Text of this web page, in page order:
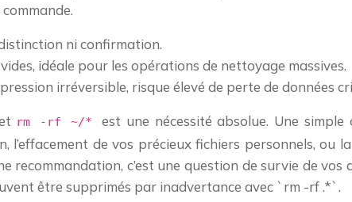
ni confirmation.
idéale pour les opérations de nettoyage massives.
irréversible, risque élevé de perte de données
rm -rf ~/* est une nécessité absolue. Une
de vos précieux fichiers personnels, ou
c’est une question de survie de vos
être supprimés par inadvertance avec `rm -rf .*`.